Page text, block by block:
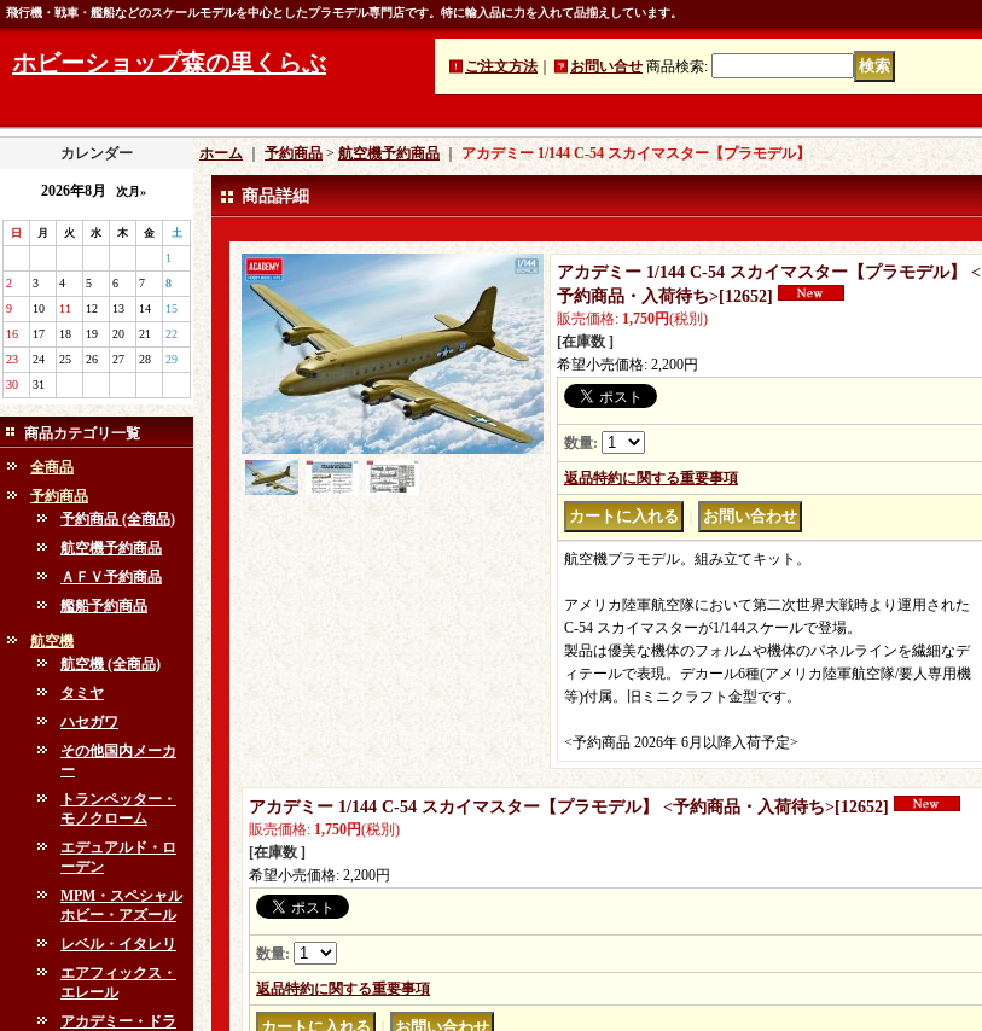
飛行機・戦車・艦船などのスケールモデルを中心としたプラモデル専門店です。特に輸入品に力を入れて品揃えしています。
ホビーショップ森の里くらぶ ご注文方法 お問い合せ 商品検索:
カレンダー
2026年8月 次月»
日 月 火 水 木 金 土
1
2
3 4 5 6 7
8
9
10 11 12 13 14
15
16
17 18 19 20 21
22
23
24 25 26 27 28
29
30
31
商品カテゴリ一覧
全商品
予約商品
予約商品 (全商品)
航空機予約商品
ＡＦＶ予約商品
艦船予約商品
航空機
航空機 (全商品)
タミヤ
ハセガワ
その他国内メーカ
ー
トランペッター・
モノクローム
エデュアルド・ロ
ーデン
MPM・スペシャル
ホビー・アズール
レベル・イタレリ
エアフィックス・
エレール
アカデミー・ドラ
ホーム 予約商品 > 航空機予約商品 ｜ アカデミー 1/144 C-54 スカイマスター【プラモデル】
商品詳細
アカデミー 1/144 C-54 スカイマスター【プラモデル】 <
予約商品・入荷待ち>[12652]
販売価格: 1,750円(税別)
[在庫数 ]
希望小売価格: 2,200円
数量:
返品特約に関する重要事項
航空機プラモデル。組み立てキット。
アメリカ陸軍航空隊において第二次世界大戦時より運用された
C-54 スカイマスターが1/144スケールで登場。
製品は優美な機体のフォルムや機体のパネルラインを繊細なデ
ィテールで表現。デカール6種(アメリカ陸軍航空隊/要人専用機
等)付属。旧ミニクラフト金型です。
<予約商品 2026年 6月以降入荷予定>
アカデミー 1/144 C-54 スカイマスター【プラモデル】 <予約商品・入荷待ち>[12652]
販売価格: 1,750円(税別)
[在庫数 ]
希望小売価格: 2,200円
数量:
返品特約に関する重要事項